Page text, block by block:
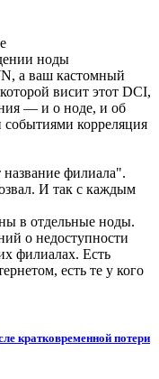
ноды
а ваш кастомный
висит этот DCI,
— и о ноде, и об
корреляция
филиала".
И так с каждым
в отдельные ноды.
о недоступности
филиалах. Есть
есть те у кого
кратковременной потери